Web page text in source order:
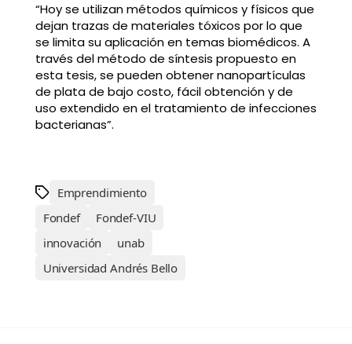
“Hoy se utilizan métodos químicos y físicos que
dejan trazas de materiales tóxicos por lo que
se limita su aplicación en temas biomédicos. A
través del método de síntesis propuesto en
esta tesis, se pueden obtener nanopartículas
de plata de bajo costo, fácil obtención y de
uso extendido en el tratamiento de infecciones
bacterianas”.
Emprendimiento
Fondef
Fondef-VIU
innovación
unab
Universidad Andrés Bello